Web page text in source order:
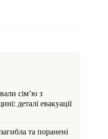
сім’ю з
деталі евакуації
та поранені